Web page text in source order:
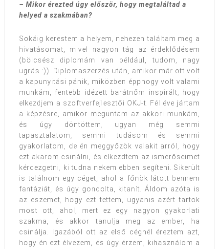
– Mikor érezted úgy először, hogy megtaláltad a
helyed a szakmában?
Sokáig kerestem a helyem, nehezen találtam meg a
hivatásomat, mivel nagyon tág az érdeklődésem
(bölcsész diplomám van például, tudom, nagy
ugrás :)). Diplomaszerzés után, amikor már ott volt
a kapunyitási pánik, miközben épphogy volt valami
munkám, fentebb idézett barátnőm inspirált, hogy
elkezdjem a szoftverfejlesztői OKJ-t. Fél éve jártam
a képzésre, amikor meguntam az akkori munkám,
és úgy döntöttem, ugyan még semmi
tapasztalatom, semmi tudásom és semmi
gyakorlatom, de én meggyőzök valakit arról, hogy
ezt akarom csinálni, és elkezdtem az ismerőseimet
kérdezgetni, ki tudna nekem ebben segíteni. Sikerült
is találnom egy céget, ahol a főnök látott bennem
fantáziát, és úgy gondolta, kitanít. Áldom azóta is
az eszemet, hogy ezt tettem, ugyanis azért tartok
most ott, ahol, mert ez egy nagyon gyakorlati
szakma, és akkor tanulja meg az ember, ha
csinálja. Igazából ott az első cégnél éreztem azt,
hogy én ezt élvezem, és úgy érzem, kihasználom a